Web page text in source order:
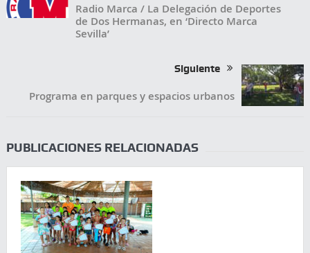
Radio Marca / La Delegación de Deportes
de Dos Hermanas, en ‘Directo Marca
Sevilla’
Siguiente
Programa en parques y espacios urbanos
PUBLICACIONES RELACIONADAS